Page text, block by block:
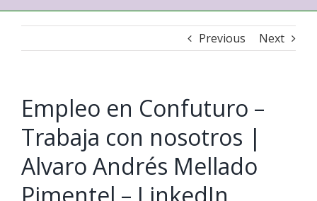
Previous Next
Empleo en Confuturo –
Trabaja con nosotros |
Alvaro Andrés Mellado
Pimentel – LinkedIn